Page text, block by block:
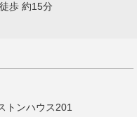
歩 約15分
トンハウス201